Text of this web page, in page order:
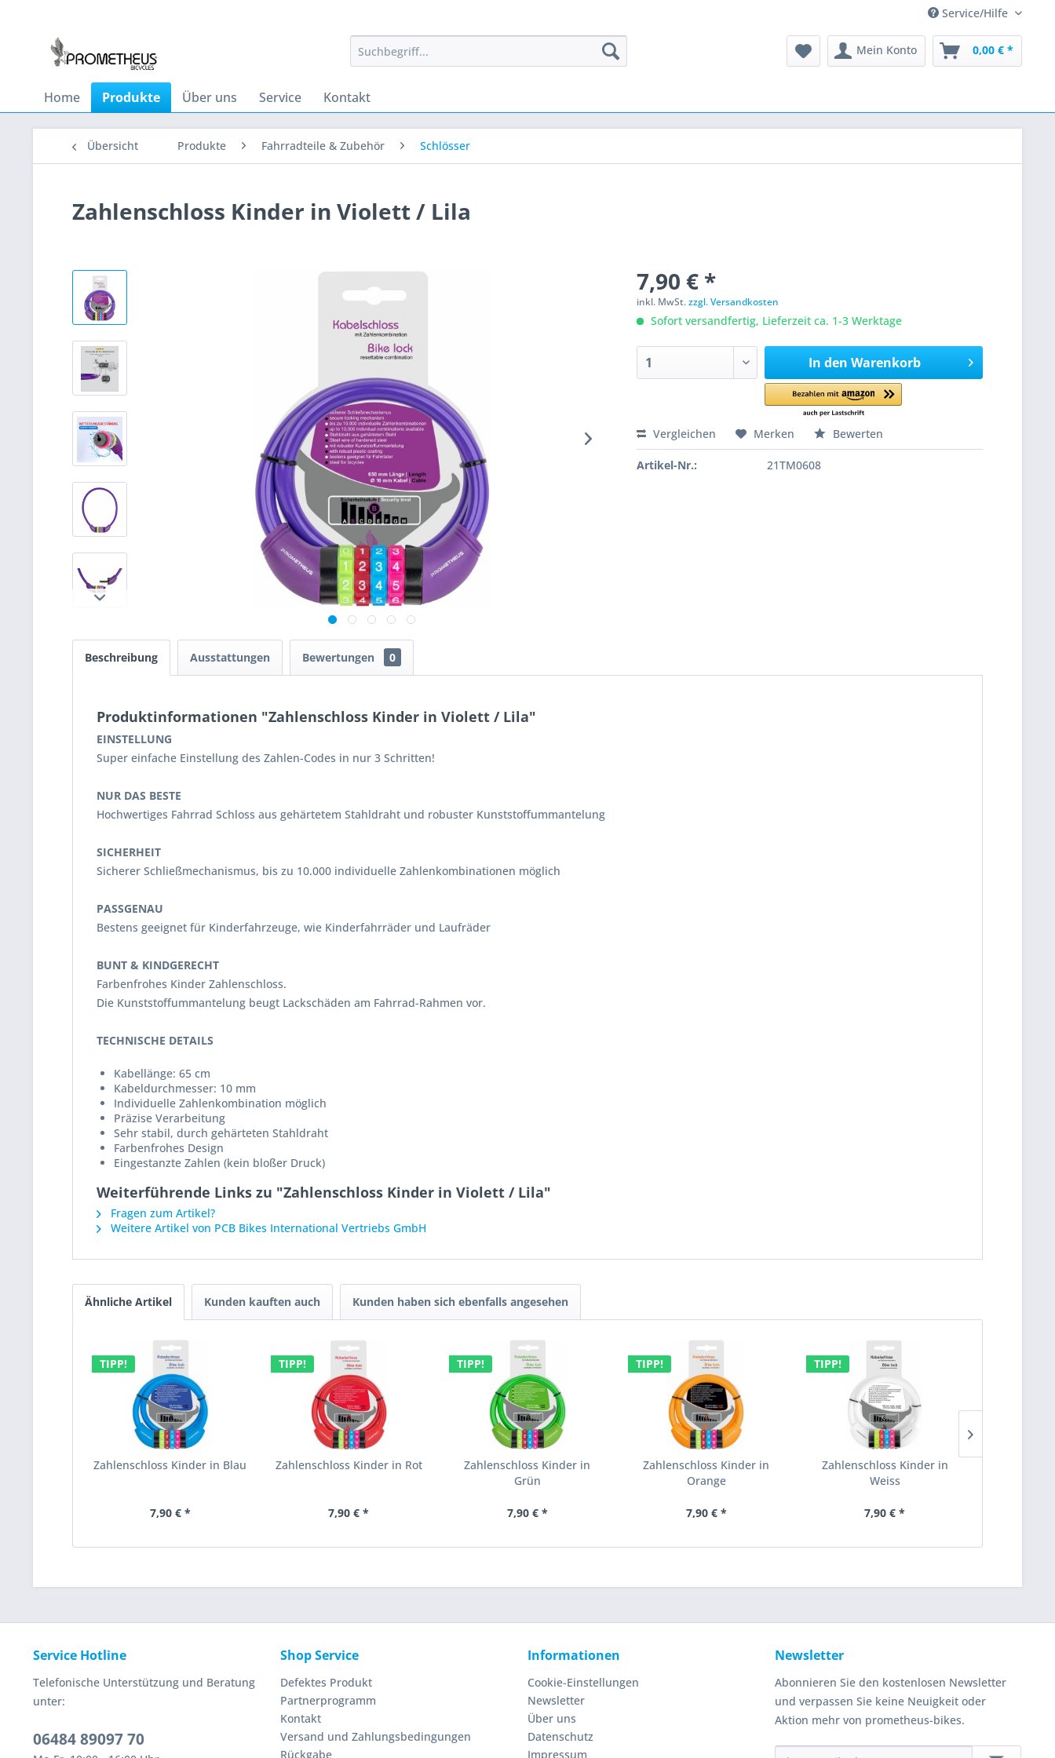
Service/Hilfe
Mein Konto 0,00 € *
Home Produkte Über uns Service Kontakt
Übersicht Produkte Fahrradteile & Zubehör Schlösser
Zahlenschloss Kinder in Violett / Lila
7,90 € *
inkl. MwSt.zzgl. Versandkosten
Sofort versandfertig, Lieferzeit ca. 1-3 Werktage
In den Warenkorb
Vergleichen Merken Bewerten
Artikel-Nr.: 21TM0608
Beschreibung Ausstattungen Bewertungen 0
Produktinformationen "Zahlenschloss Kinder in Violett / Lila"
EINSTELLUNG
Super einfache Einstellung des Zahlen-Codes in nur 3 Schritten!
NUR DAS BESTE
Hochwertiges Fahrrad Schloss aus gehärtetem Stahldraht und robuster Kunststoffummantelung
SICHERHEIT
Sicherer Schließmechanismus, bis zu 10.000 individuelle Zahlenkombinationen möglich
PASSGENAU
Bestens geeignet für Kinderfahrzeuge, wie Kinderfahrräder und Laufräder
BUNT & KINDGERECHT
Farbenfrohes Kinder Zahlenschloss.
Die Kunststoffummantelung beugt Lackschäden am Fahrrad-Rahmen vor.
TECHNISCHE DETAILS
Kabellänge: 65 cm
Kabeldurchmesser: 10 mm
Individuelle Zahlenkombination möglich
Präzise Verarbeitung
Sehr stabil, durch gehärteten Stahldraht
Farbenfrohes Design
Eingestanzte Zahlen (kein bloßer Druck)
Weiterführende Links zu "Zahlenschloss Kinder in Violett / Lila"
Fragen zum Artikel?
Weitere Artikel von PCB Bikes International Vertriebs GmbH
Ähnliche Artikel Kunden kauften auch Kunden haben sich ebenfalls angesehen
TIPP!
Zahlenschloss Kinder in Blau
7,90 € *
TIPP!
Zahlenschloss Kinder in Rot
7,90 € *
TIPP!
Zahlenschloss Kinder in
Grün
7,90 € *
TIPP!
Zahlenschloss Kinder in
Orange
7,90 € *
TIPP!
Zahlenschloss Kinder in
Weiss
7,90 € *
Service Hotline
Telefonische Unterstützung und Beratung
unter:
06484 89097 70
Shop Service
Defektes Produkt
Partnerprogramm
Kontakt
Versand und Zahlungsbedingungen
Rückgabe
Informationen
Cookie-Einstellungen
Newsletter
Über uns
Datenschutz
Impressum
Newsletter
Abonnieren Sie den kostenlosen Newsletter
und verpassen Sie keine Neuigkeit oder
Aktion mehr von prometheus-bikes.